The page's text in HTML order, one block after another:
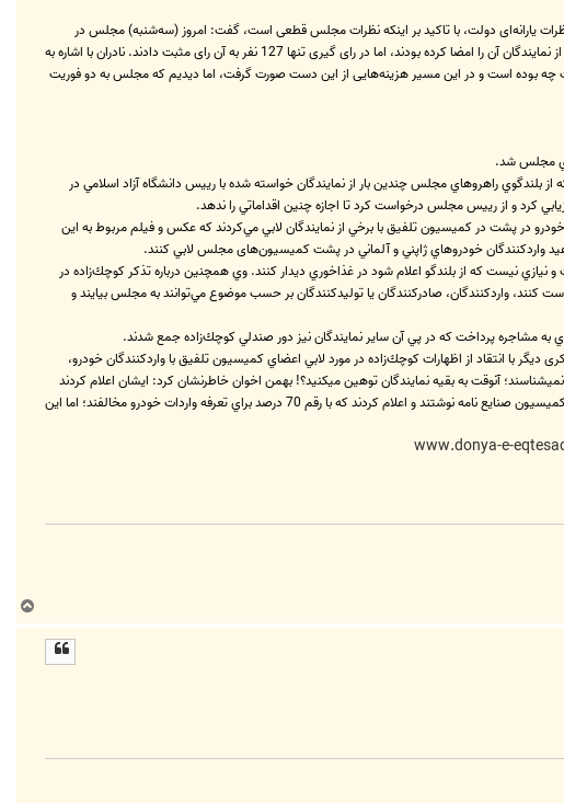
نظرات یارانه‌ای دولت، با تاکید بر اینکه نظرات مجلس قطعی است، گفت: امروز (سه‌شنبه) مجلس در
خصوص بحث بازگشت به تعرفه گمرکی 90 درصدی برای واردات خودرو، یک طرح دو فوریتی در دستور کار داشت که نزدیک به 160 نفر از نمایندگان آن را امضا کرده بودند، اما در رای گیری تنها 127 نفر به آن رای مثبت دادند. نادران با اشاره به
چه بوده است و در این مسیر هزینه‌هایی از این دست صورت گرفت، اما دیدیم که مجلس به دو فوریت
مجلس شد.
راهروهاي مجلس چندين بار از نمايندگان خواسته شده با رييس دانشگاه آزاد اسلامي در
كرد و از رييس مجلس درخواست كرد تا اجازه چنين اقداماتي را ندهد.
در پشت در كميسيون تلفيق با برخي از نمايندگان لابي مي‌كردند که عکس و فیلم مربوط به اين
خودروهاي ژاپني و آلماني در پشت كميسيون‌های مجلس لابي كنند.
نيست كه از بلندگو اعلام شود در غذاخوري ديدار كنند. وي همچنين درباره تذكر كوچك‌زاده در
وارد‌كنندگان، صادر‌كنندگان يا توليد‌كنندگان بر حسب موضوع مي‌توانند به مجلس بيايند و
به مشاجره پرداخت كه در پي آن ساير نمايندگان نيز دور صندلي كوچك‌زاده جمع شدند.
با انتقاد از اظهارات كوچك‌زاده در مورد لابي اعضاي كميسيون تلفيق با وارد‌كنندگان خودرو،
سخنان وی را هوچي‌گري دانست و خطاب به کوچک‌زاده گفت: از میدان قزوین تا تجریش هم که پیاده بدوید، چهار نفر آدم هم شما را نمی‎شناسند؛ آنوقت به بقیه نمایندگان توهین می‎کنید؟! بهمن اخوان خاطرنشان كرد: ايشان اعلام كردند
كه وارد‌كنندگان خودرو به مجلس مي‌آمدند و با اعضاي كميسيون تلفيق لابي مي‌كردند، اما من اعلام مي‌كنم كه وارد‌كنندگان خودرو به كميسيون صنايع نامه نوشتند و اعلام كردند كه با رقم 70 درصد براي تعرفه واردات خودرو مخالفند؛ اما اين
ا